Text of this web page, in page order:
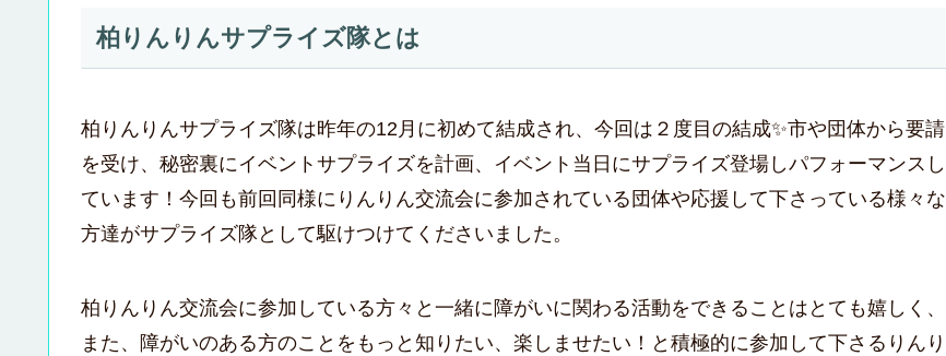
柏りんりんサプライズ隊とは
柏りんりんサプライズ隊は昨年の12月に初めて結成され、今回は２度目の結成✨市や団体から要請
を受け、秘密裏にイベントサプライズを計画、イベント当日にサプライズ登場しパフォーマンスし
ています！今回も前回同様にりんりん交流会に参加されている団体や応援して下さっている様々な
方達がサプライズ隊として駆けつけてくださいました。
柏りんりん交流会に参加している方々と一緒に障がいに関わる活動をできることはとても嬉しく、
また、障がいのある方のことをもっと知りたい、楽しませたい！と積極的に参加して下さるりんり